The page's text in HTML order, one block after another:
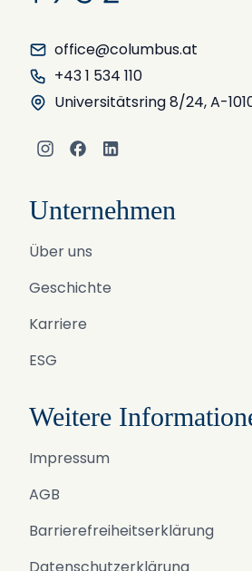
office@columbus.at
+43 1 534 110
Universitätsring 8/24, A-
Instagram
Facebook
LinkedIn
Unternehmen
Über uns
Geschichte
Karriere
ESG
Weitere
Impressum
AGB
Barrierefreiheitserklärung